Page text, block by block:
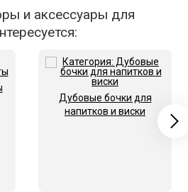
и аксессуары для
Дубовые бочки для
напитков и виски